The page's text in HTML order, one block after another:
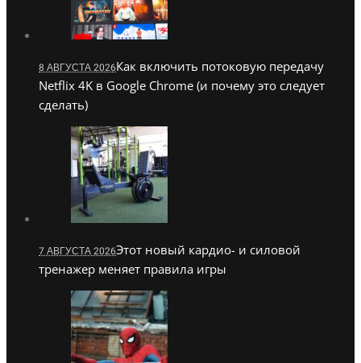
8 АВГУСТА 2026Как включить потоковую передачу
Netflix 4K в Google Chrome (и почему это следует
сделать)
7 АВГУСТА 2026Этот новый кардио- и силовой
тренажер меняет правила игры